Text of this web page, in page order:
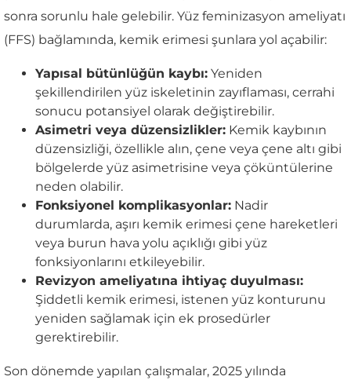
sonra sorunlu hale gelebilir. Yüz feminizasyon ameliyatı
(FFS) bağlamında, kemik erimesi şunlara yol açabilir:
Yapısal bütünlüğün kaybı: Yeniden
şekillendirilen yüz iskeletinin zayıflaması, cerrahi
sonucu potansiyel olarak değiştirebilir.
Asimetri veya düzensizlikler: Kemik kaybının
düzensizliği, özellikle alın, çene veya çene altı gibi
bölgelerde yüz asimetrisine veya çöküntülerine
neden olabilir.
Fonksiyonel komplikasyonlar: Nadir
durumlarda, aşırı kemik erimesi çene hareketleri
veya burun hava yolu açıklığı gibi yüz
fonksiyonlarını etkileyebilir.
Revizyon ameliyatına ihtiyaç duyulması:
Şiddetli kemik erimesi, istenen yüz konturunu
yeniden sağlamak için ek prosedürler
gerektirebilir.
Son dönemde yapılan çalışmalar, 2025 yılında